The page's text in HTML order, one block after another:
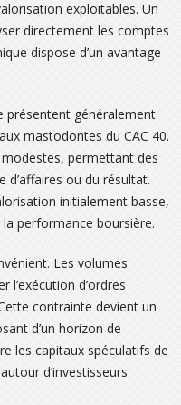
exploitables. Un
directement les comptes
dispose d’un avantage
présentent généralement
mastodontes du CAC 40.
permettant des
d’affaires ou du résultat.
initialement basse,
performance boursière.
Les volumes
l’exécution d’ordres
contrainte devient un
d’un horizon de
les capitaux spéculatifs de
d’investisseurs